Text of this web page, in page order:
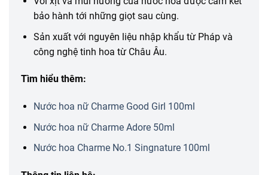
bảo hành tới những giọt sau cùng.
Sản xuất với nguyên liệu nhập khẩu từ Pháp và
công nghệ tinh hoa từ Châu Âu.
Tìm hiểu thêm:
Nước hoa nữ Charme Good Girl 100ml
Nước hoa nữ Charme Adore 50ml
Nước hoa Charme No.1 Singnature 100ml